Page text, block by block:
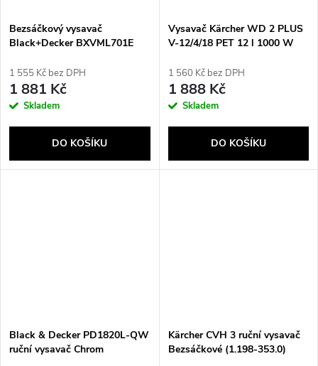
Bezsáčkový vysavač
Black+Decker BXVML701E
1 555 Kč bez DPH
1 881 Kč
Skladem
DO KOŠÍKU
Vysavač Kärcher WD 2 PLUS
V-12/4/18 PET 12 l 1000 W
1 560 Kč bez DPH
1 888 Kč
Skladem
DO KOŠÍKU
Black & Decker PD1820L-QW
ruční vysavač Chrom
Kärcher CVH 3 ruční vysavač
Bezsáčkové (1.198-353.0)